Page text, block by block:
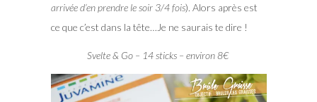
arrivée d’en prendre le soir 3/4 fois). Alors après est
ce que c’est dans la tête…Je ne saurais te dire !
Svelte & Go – 14 sticks – environ 8€